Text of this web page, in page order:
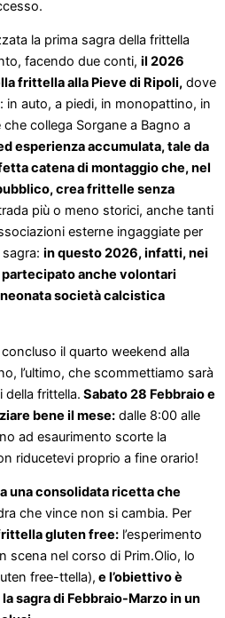
la prima sagra della frittella
facendo due conti, il 2026
frittella alla Pieve di Ripoli, dove
in auto, a piedi, in monopattino, in
collega Sorgane a Bagno a
esperienza accumulata, tale da
catena di montaggio che, nel
crea frittelle senza
più o meno storici, anche tanti
esterne ingaggiate per
in questo 2026, infatti, nei
anche volontari
società calcistica
il quarto weekend alla
l’ultimo, che scommettiamo sarà
della frittella. Sabato 28 Febbraio e
bene il mese: dalle 8:00 alle
ad esaurimento scorte la
riducetevi proprio a fine orario!
una consolidata ricetta che
che vince non si cambia. Per
gluten free: l’esperimento
scena nel corso di Prim.Olio, lo
free-ttella), e l’obiettivo è
sagra di Febbraio-Marzo in un